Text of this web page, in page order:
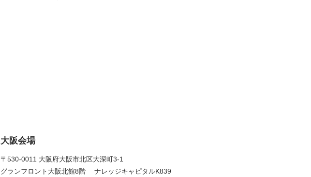
大阪会場
〒530-0011 大阪府大阪市北区大深町3-1
グランフロント大阪北館8階 ナレッジキャピタルK839